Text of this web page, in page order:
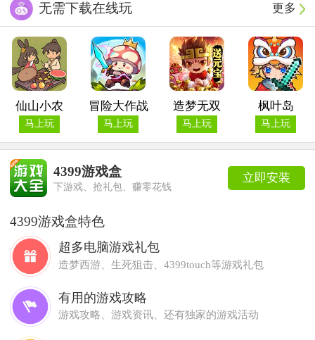
更多
无需下载在线玩
仙山小农
马上玩
冒险大作战
马上玩
造梦无双
马上玩
枫叶岛
马上玩
立即安装
4399游戏盒
下游戏、抢礼包、赚零花钱
4399游戏盒特色
超多电脑游戏礼包
造梦西游、生死狙击、4399touch等游戏礼包
有用的游戏攻略
游戏攻略、游戏资讯、还有独家的游戏活动